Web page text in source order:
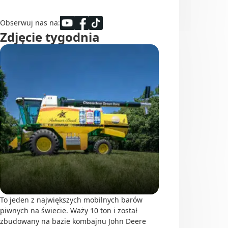
Obserwuj nas na:
Zdjęcie tygodnia
To jeden z największych mobilnych barów
piwnych na świecie. Waży 10 ton i został
zbudowany na bazie kombajnu John Deere